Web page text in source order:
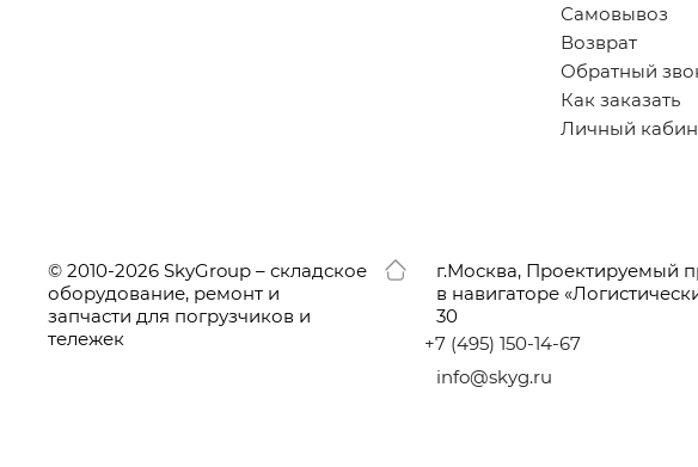
Самовывоз
Возврат
Обратный
Как заказать
Личный
© 2010-2026 SkyGroup – складское
оборудование, ремонт и
запчасти для погрузчиков и
тележек
г.Москва, Проектируемый
в навигаторе
30
+7 (495) 150-14-67
info@skyg.ru